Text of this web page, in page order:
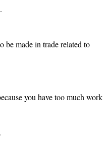
be made in trade related to
you have too much work